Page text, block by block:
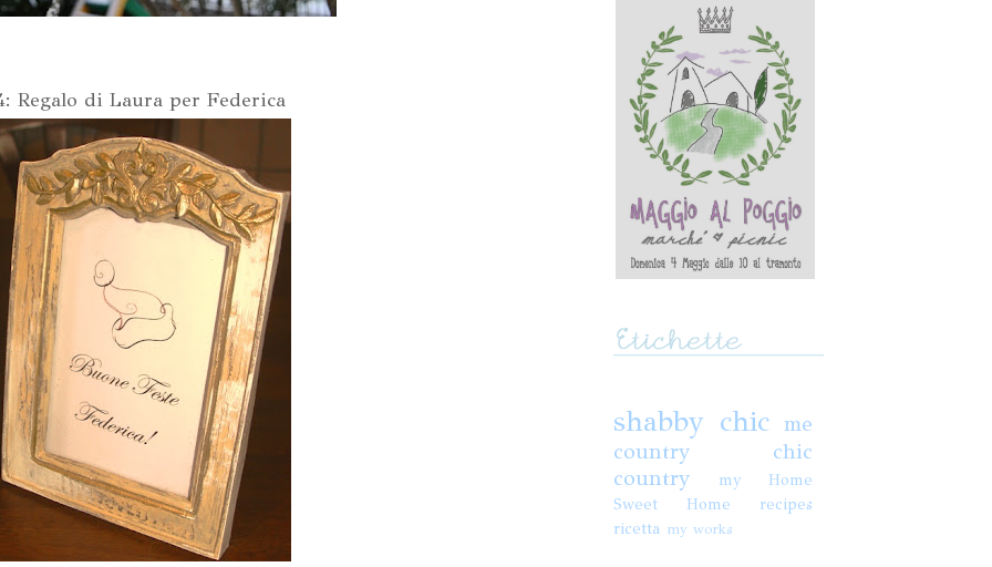
Regalo di Laura per Federica
shabby chic me
country chic
country
my Home
Sweet Home
recipes
ricetta my works